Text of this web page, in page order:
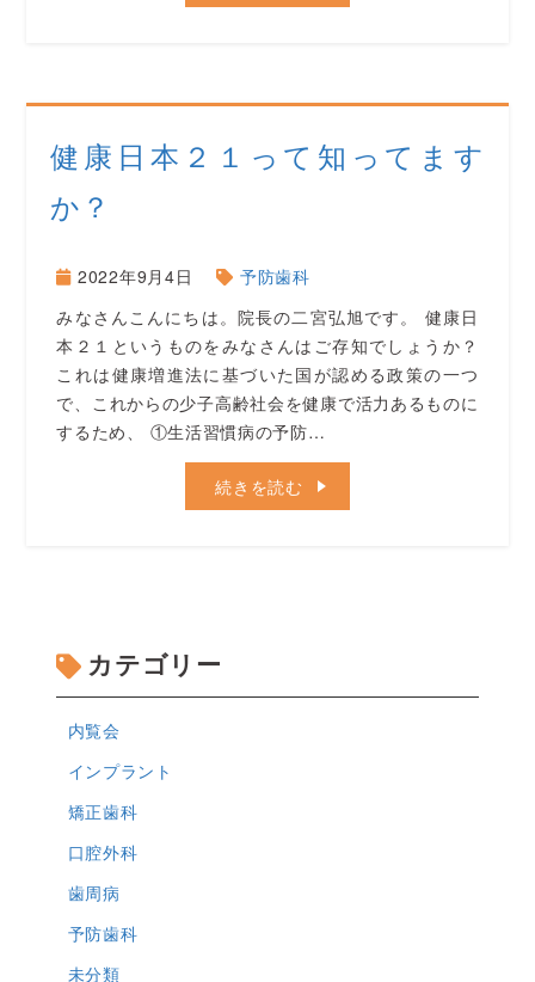
健康日本２１って知ってます
か？
2022年9月4日
予防歯科
みなさんこんにちは。院長の二宮弘旭です。 健康日
本２１というものをみなさんはご存知でしょうか？
これは健康増進法に基づいた国が認める政策の一つ
で、これからの少子高齢社会を健康で活力あるものに
するため、 ①生活習慣病の予防…
続きを読む
カテゴリー
内覧会
インプラント
矯正歯科
口腔外科
歯周病
予防歯科
未分類